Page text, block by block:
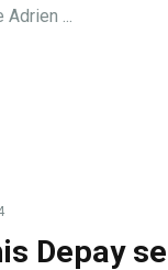
...
Depay